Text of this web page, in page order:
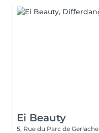
Ei Beauty
5, Rue du Parc de Gerlache